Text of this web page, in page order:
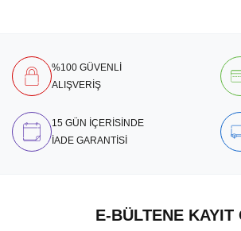
%100 GÜVENLİ
ALIŞVERİŞ
15 GÜN İÇERİSİNDE
İADE GARANTİSİ
E-BÜLTENE KAYIT